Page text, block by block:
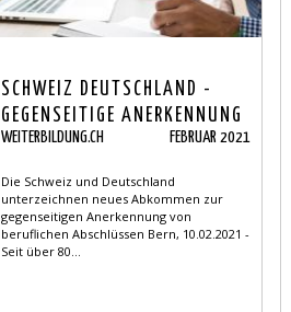
SCHWEIZ DEUTSCHLAND -
GEGENSEITIGE ANERKENNUNG
VON BERUFLICHEN
WEITERBILDUNG.CH FEBRUAR 2021
Die Schweiz und Deutschland
unterzeichnen neues Abkommen zur
gegenseitigen Anerkennung von
beruflichen Abschlüssen Bern, 10.02.2021 -
Seit über 80...